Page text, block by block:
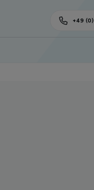
+49